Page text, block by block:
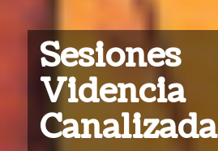
Sesiones
Videncia
Canalizada